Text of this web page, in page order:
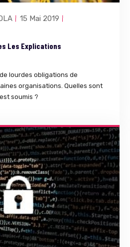
15 Mai 2019
Les Explications
lourdes obligations de
organisations. Quelles sont
soumis ?